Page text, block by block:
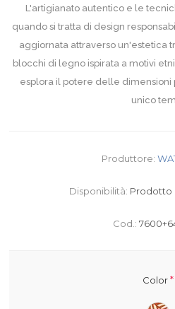
L'artigianato autentico e le
quando si tratta di design
aggiornata attraverso un'estetica
blocchi di legno ispirata a motivi
esplora il potere delle dimensioni
unico
Produttore:
Disponibilità: Prodotto
Cod.:
Color*